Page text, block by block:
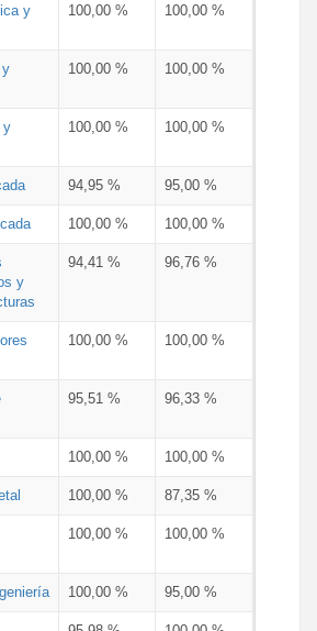
y
100,00 % 100,00 %
y
100,00 % 100,00 %
y
100,00 % 100,00 %
94,95 % 95,00 %
100,00 % 100,00 %
y
94,41 % 96,76 %
100,00 % 100,00 %
95,51 % 96,33 %
100,00 % 100,00 %
100,00 % 87,35 %
100,00 % 100,00 %
100,00 % 95,00 %